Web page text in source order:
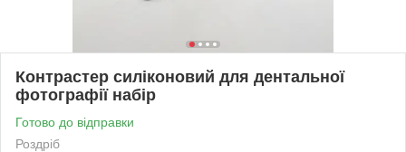
Контрастер силіконовий для дентальної
фотографії набір
Готово до відправки
Роздріб